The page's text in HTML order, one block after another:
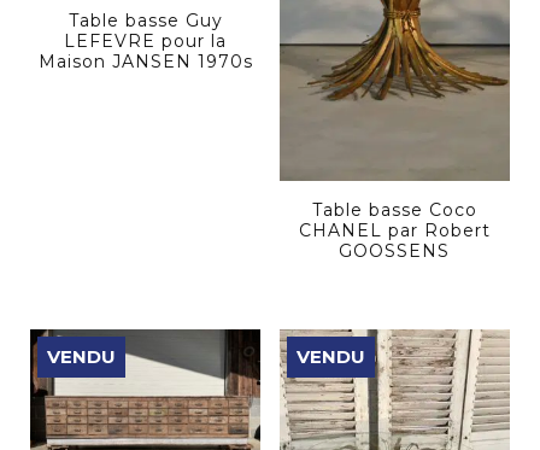
Table basse Guy
LEFEVRE pour la
Maison JANSEN 1970s
Table basse Coco
CHANEL par Robert
GOOSSENS
VENDU VENDU